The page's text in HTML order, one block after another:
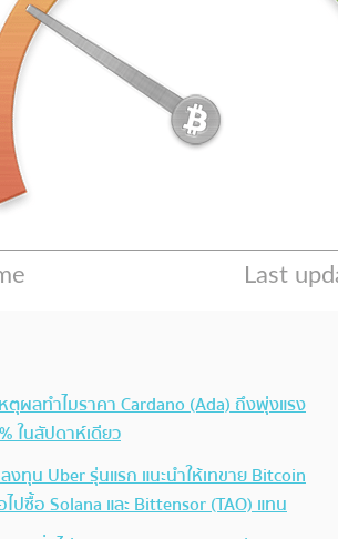
ตุผลทำไมราคา Cardano (Ada) ถึงพุ่งแรง
ในสัปดาห์เดียว
งทุน Uber รุ่นแรก แนะนำให้เทขาย Bitcoin
ไปซื้อ Solana และ Bittensor (TAO) แทน